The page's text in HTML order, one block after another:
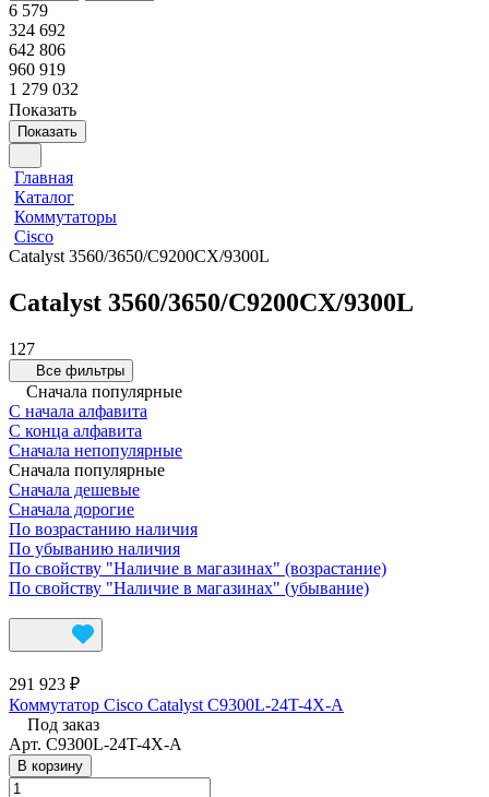
6 579
324 692
642 806
960 919
1 279 032
Показать
Показать
Главная
Каталог
Коммутаторы
Cisco
Catalyst 3560/3650/C9200CX/9300L
Catalyst 3560/3650/C9200CX/9300L
127
Все фильтры
Сначала популярные
С начала алфавита
С конца алфавита
Сначала непопулярные
Сначала популярные
Сначала дешевые
Сначала дорогие
По возрастанию наличия
По убыванию наличия
По свойству "Наличие в магазинах" (возрастание)
По свойству "Наличие в магазинах" (убывание)
291 923 ₽
Коммутатор Cisco Catalyst C9300L-24T-4X-A
Под заказ
Арт. C9300L-24T-4X-A
В корзину